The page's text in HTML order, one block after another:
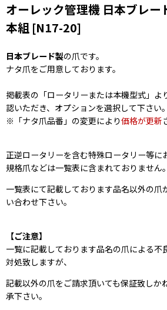
オーレック管理機 日本ブレー
本組 [N17-20]
日本ブレード製の爪です。
ナタ爪をご用意しております。
掲載表の「ロータリーまたは本機型式」よ
認いただき、オプションを選択して下さい。
※「ナタ爪品番」の変更により価格が更新
正逆ロータリーを含む特殊ロータリー等に
規格爪などは一覧表に含まれておりません。
一覧表にて記載しております品名以外の爪
い合わせ下さい。
【ご注意】
一覧に記載しております品名の爪による不
対処致しますが、
記載以外の爪をご請求頂いても保証致しか
承下さい。